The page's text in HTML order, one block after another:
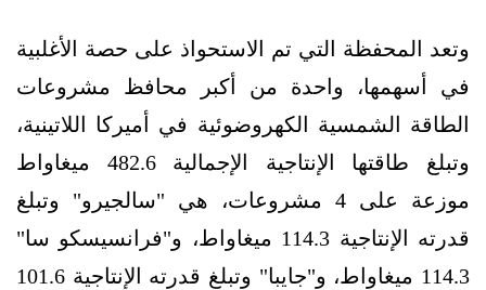
وتعد المحفظة التي تم الاستحواذ على حصة الأغلبية
في أسهمها، واحدة من أكبر محافظ مشروعات
الطاقة الشمسية الكهروضوئية في أميركا اللاتينية،
وتبلغ طاقتها الإنتاجية الإجمالية 482.6 ميغاواط
موزعة على 4 مشروعات، هي "سالجيرو" وتبلغ
قدرته الإنتاجية 114.3 ميغاواط، و"فرانسيسكو سا"
114.3 ميغاواط، و"جايبا" وتبلغ قدرته الإنتاجية 101.6